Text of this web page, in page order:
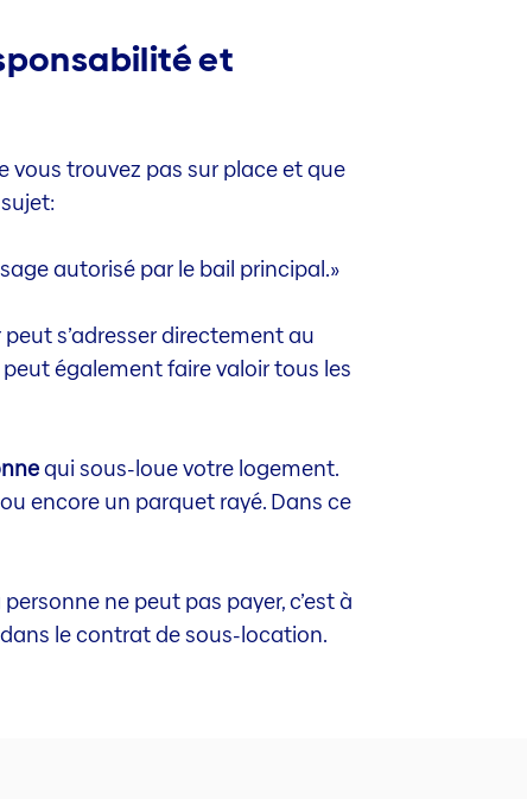
et
vous trouvez pas sur place et que
autorisé par le bail principal.»
s’adresser directement au
également faire valoir tous les
qui sous-loue votre logement.
encore un parquet rayé. Dans ce
ne peut pas payer, c’est à
le contrat de sous-location.